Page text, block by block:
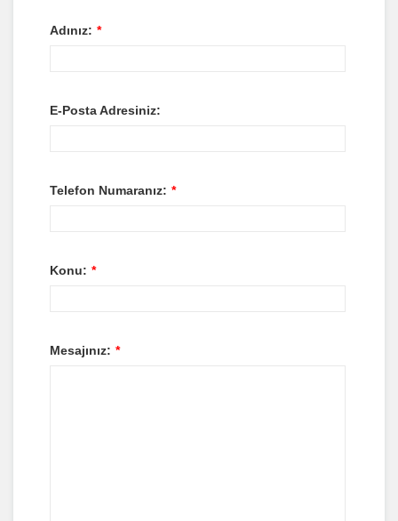
Adınız: *
E-Posta Adresiniz:
Telefon Numaranız: *
Konu: *
Mesajınız: *